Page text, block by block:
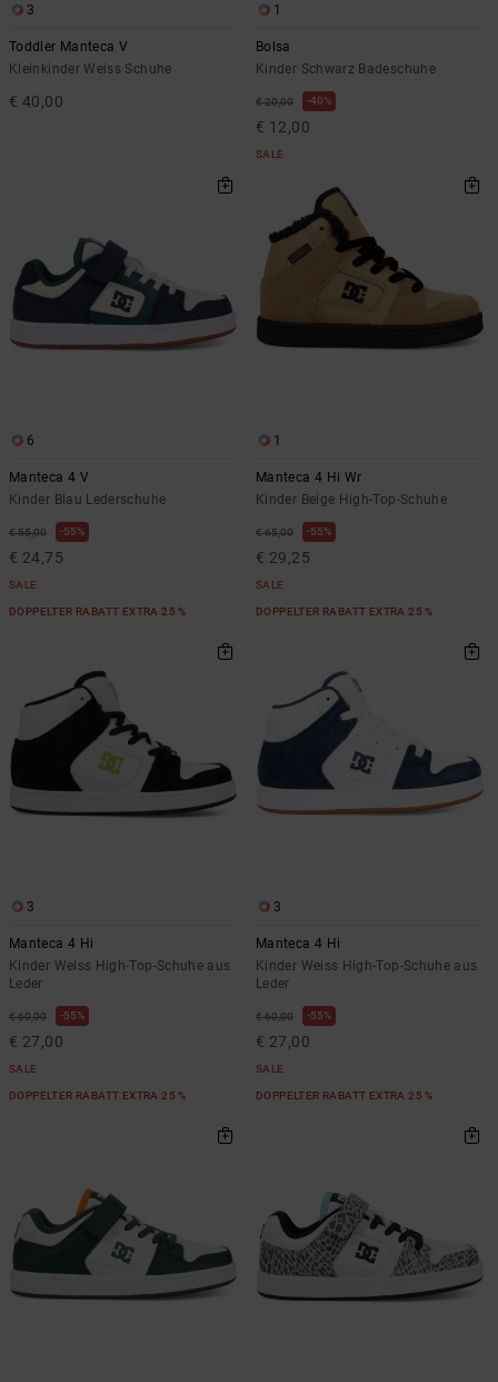
3
Toddler Manteca V
Kleinkinder Weiss Schuhe
€ 40,00
1
Bolsa
Kinder Schwarz Badeschuhe
€ 20,00 40%
€ 12,00
SALE
6
Manteca 4 V
Kinder Blau Lederschuhe
€ 55,00 55%
€ 24,75
SALE
DOPPELTER RABATT EXTRA 25 %
1
Manteca 4 Hi Wr
Kinder Beige High-Top-Schuhe
€ 65,00 55%
€ 29,25
SALE
DOPPELTER RABATT EXTRA 25 %
3
Manteca 4 Hi
Kinder Weiss High-Top-Schuhe aus
Leder
€ 60,00 55%
€ 27,00
SALE
DOPPELTER RABATT EXTRA 25 %
3
Manteca 4 Hi
Kinder Weiss High-Top-Schuhe aus
Leder
€ 60,00 55%
€ 27,00
SALE
DOPPELTER RABATT EXTRA 25 %